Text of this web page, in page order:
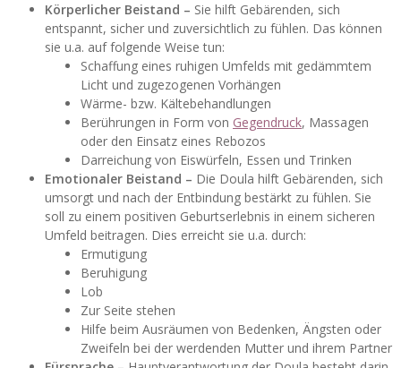
Körperlicher Beistand – Sie hilft Gebärenden, sich
entspannt, sicher und zuversichtlich zu fühlen. Das können
sie u.a. auf folgende Weise tun:
Schaffung eines ruhigen Umfelds mit gedämmtem
Licht und zugezogenen Vorhängen
Wärme- bzw. Kältebehandlungen
Berührungen in Form von Gegendruck, Massagen
oder den Einsatz eines Rebozos
Darreichung von Eiswürfeln, Essen und Trinken
Emotionaler Beistand – Die Doula hilft Gebärenden, sich
umsorgt und nach der Entbindung bestärkt zu fühlen. Sie
soll zu einem positiven Geburtserlebnis in einem sicheren
Umfeld beitragen. Dies erreicht sie u.a. durch:
Ermutigung
Beruhigung
Lob
Zur Seite stehen
Hilfe beim Ausräumen von Bedenken, Ängsten oder
Zweifeln bei der werdenden Mutter und ihrem Partner